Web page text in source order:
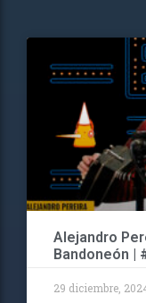
Alejandro
Bandoneón |
29 diciembre,